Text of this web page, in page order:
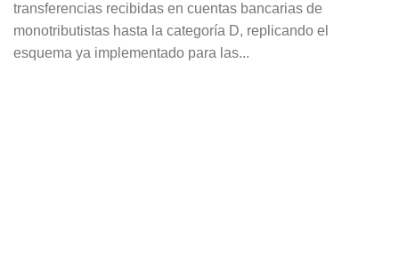
transferencias recibidas en cuentas bancarias de
monotributistas hasta la categoría D, replicando el
esquema ya implementado para las...